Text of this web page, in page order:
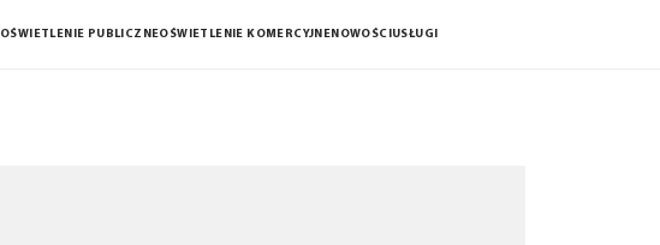
OŚWIETLENIE PUBLICZNEOŚWIETLENIE KOMERCYJNENOWOŚCI USŁUGI